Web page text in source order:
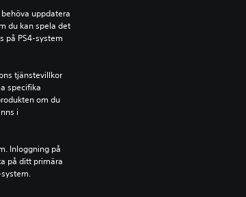
uppdatera
du kan spela det
på PS4-system
tjänstevillkor
specifika
om du
i
Inloggning på
på ditt primära